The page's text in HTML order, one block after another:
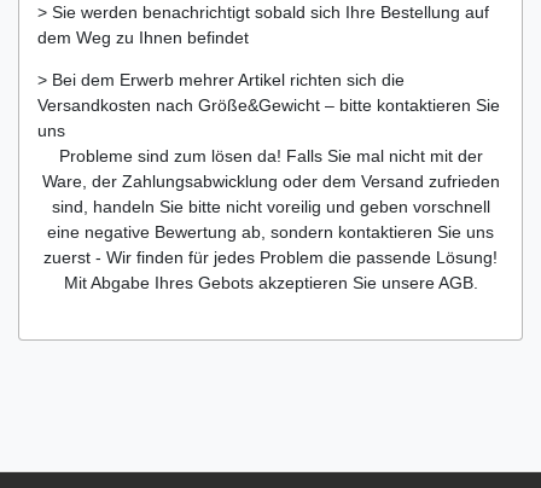
> Sie werden benachrichtigt sobald sich Ihre Bestellung auf
dem Weg zu Ihnen befindet
> Bei dem Erwerb mehrer Artikel richten sich die
Versandkosten nach Größe&Gewicht – bitte kontaktieren Sie
uns
Probleme sind zum lösen da! Falls Sie mal nicht mit der
Ware, der Zahlungsabwicklung oder dem Versand zufrieden
sind, handeln Sie bitte nicht voreilig und geben vorschnell
eine negative Bewertung ab, sondern kontaktieren Sie uns
zuerst - Wir finden für jedes Problem die passende Lösung!
Mit Abgabe Ihres Gebots akzeptieren Sie unsere AGB.